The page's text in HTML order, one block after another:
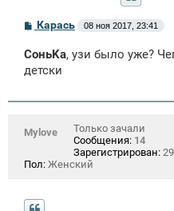
С
о
б
щ
и
Карась 08 ноя 2017, 23:41
СоньKa, узи было уже?
детски
Mylоvе
Только зачали
Сообщения: 14
Зарегистрирован:
Пол: Женский